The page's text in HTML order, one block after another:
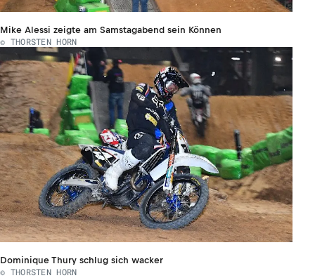
Mike Alessi zeigte am Samstagabend sein Können
© THORSTEN HORN
Dominique Thury schlug sich wacker
© THORSTEN HORN